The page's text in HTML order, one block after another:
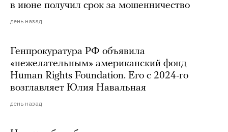
в июне получил срок за мошенничество
день назад
Генпрокуратура РФ объявила
«нежелательным» американский фонд
Human Rights Foundation. Его с 2024-го
возглавляет Юлия Навальная
день назад